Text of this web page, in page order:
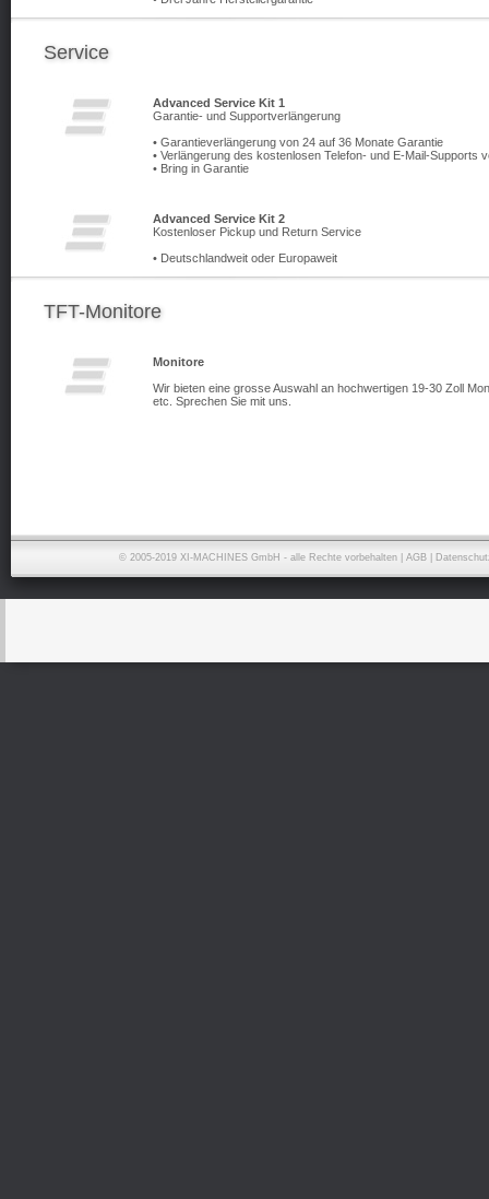
Service
Advanced Service Kit 1
Garantie- und Supportverlängerung
• Garantieverlängerung von 24 auf 36 Monate Garantie
• Verlängerung des kostenlosen Telefon- und E-Mail-Supports
• Bring in Garantie
Advanced Service Kit 2
Kostenloser Pickup und Return Service
• Deutschlandweit oder Europaweit
TFT-Monitore
Monitore
Wir bieten eine grosse Auswahl an hochwertigen 19-30 Zoll
etc. Sprechen Sie mit uns.
© 2005-2019 XI-MACHINES GmbH - alle Rechte vorbehalten | AGB|